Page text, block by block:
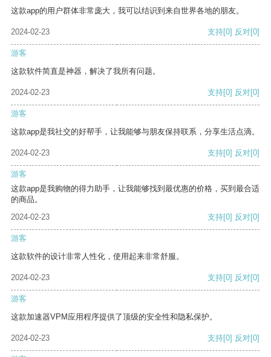
这款app的用户群体非常庞大，我可以结识到来自世界各地的朋友。
2024-02-23 支持[0] 反对[0]
游客
这款软件简直是神器，解决了我所有问题。
2024-02-23 支持[0] 反对[0]
游客
这款app是我社交的好帮手，让我能够与朋友保持联系，分享生活点滴。
2024-02-23 支持[0] 反对[0]
游客
这款app是我购物的得力助手，让我能够找到最优惠的价格，买到最合适
的商品。
2024-02-23
支持[0] 反对[0]
游客
这款软件的设计非常人性化，使用起来非常舒服。
2024-02-23 支持[0] 反对[0]
游客
这款加速器VPM应用程序提供了顶级的安全性和隐私保护。
2024-02-23 支持[0] 反对[0]